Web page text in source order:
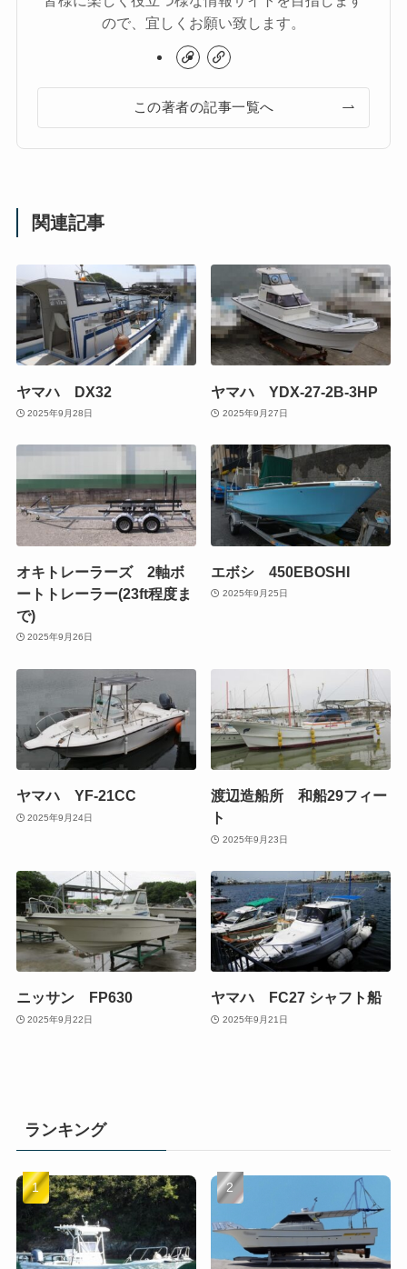
ので、宜しくお願い致します。
この著者の記事一覧へ
関連記事
ヤマハ DX32
2025年9月28日
ヤマハ YDX-27-2B-3HP
2025年9月27日
オキトレーラーズ 2軸ボ
ートトレーラー(23ft程度ま
で)
2025年9月26日
エボシ 450EBOSHI
2025年9月25日
ヤマハ YF-21CC
2025年9月24日
渡辺造船所 和船29フィー
ト
2025年9月23日
ニッサン FP630
2025年9月22日
ヤマハ FC27 シャフト船
2025年9月21日
ランキング